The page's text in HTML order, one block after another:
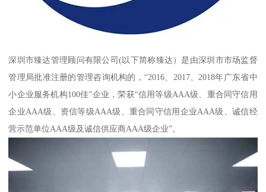
深圳市臻达管理顾问有限公司(以下简称臻达）是由深圳市市场监督
管理局批准注册的管理咨询机构的，“2016、2017、2018年广东省中
小企业服务机构100佳”企业，荣获“信用等级AAA级、重合同守信用
企业AAA级、资信等级AAA级、重合同守信用企业AAA级、诚信经
营示范单位AAA级及诚信供应商AAA级企业”。